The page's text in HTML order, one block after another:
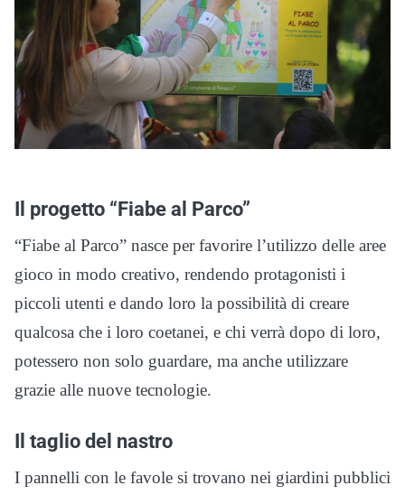
Il progetto “Fiabe al Parco”
“Fiabe al Parco” nasce per favorire l’utilizzo delle aree
gioco in modo creativo, rendendo protagonisti i
piccoli utenti e dando loro la possibilità di creare
qualcosa che i loro coetanei, e chi verrà dopo di loro,
potessero non solo guardare, ma anche utilizzare
grazie alle nuove tecnologie.
Il taglio del nastro
I pannelli con le favole si trovano nei giardini pubblici